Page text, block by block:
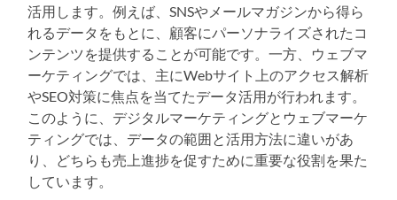
活用します。例えば、SNSやメールマガジンから得ら
れるデータをもとに、顧客にパーソナライズされたコ
ンテンツを提供することが可能です。一方、ウェブマ
ーケティングでは、主にWebサイト上のアクセス解析
やSEO対策に焦点を当てたデータ活用が行われます。
このように、デジタルマーケティングとウェブマーケ
ティングでは、データの範囲と活用方法に違いがあ
り、どちらも売上進捗を促すために重要な役割を果た
しています。